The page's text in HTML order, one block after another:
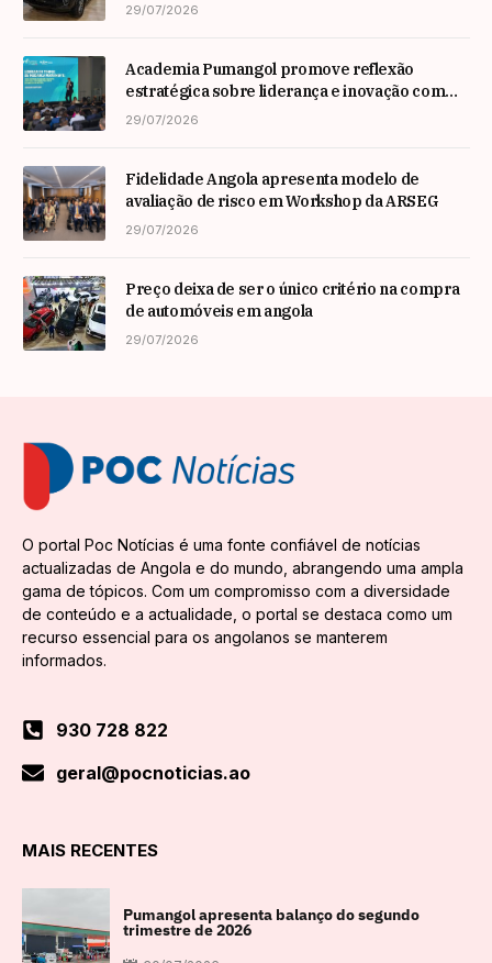
29/07/2026
Academia Pumangol promove reflexão
estratégica sobre liderança e inovação com
especialista internacional Nadim Habib
29/07/2026
Fidelidade Angola apresenta modelo de
avaliação de risco em Workshop da ARSEG
29/07/2026
Preço deixa de ser o único critério na compra
de automóveis em angola
29/07/2026
O portal Poc Notícias é uma fonte confiável de notícias
actualizadas de Angola e do mundo, abrangendo uma ampla
gama de tópicos. Com um compromisso com a diversidade
de conteúdo e a actualidade, o portal se destaca como um
recurso essencial para os angolanos se manterem
informados.
930 728 822
geral@pocnoticias.ao
MAIS RECENTES
Pumangol apresenta balanço do segundo
trimestre de 2026